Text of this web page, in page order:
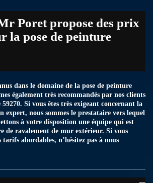
Poret propose des prix
la pose de peinture
dans le domaine de la pose de peinture
également très recommandés par nos clients
Si vous êtes très exigeant concernant la
expert, nous sommes le prestataire vers lequel
à votre disposition une équipe qui est
de ravalement de mur extérieur. Si vous
abordables, n’hésitez pas à nous